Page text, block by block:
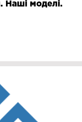
Наші моделі.